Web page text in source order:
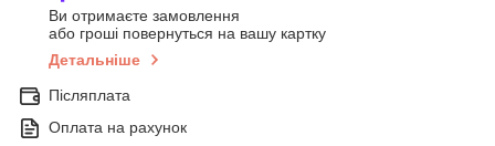
Ви отримаєте замовлення
або гроші повернуться на вашу картку
Детальніше
Післяплата
Оплата на рахунок